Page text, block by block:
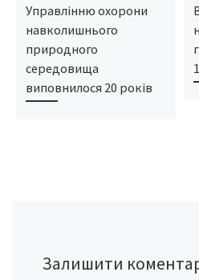
Управлінню охорони
навколишнього
природного
середовища
виповнилося 20 років
Залишити